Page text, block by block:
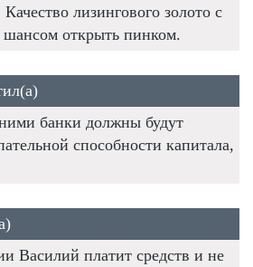
лизингового золото с
шансом открыть пинком.
банки должны будут
способности капитала,
Василий платит средств и не